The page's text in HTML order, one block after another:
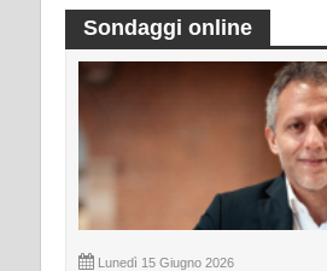
Sondaggi online
Lunedì 15 Giugno 2026